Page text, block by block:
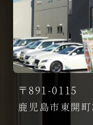
〒891-0115
鹿児島市東開